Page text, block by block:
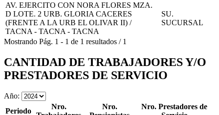
AV. EJERCITO CON NORA FLORES MZA.
D LOTE. 2 URB. GLORIA CACERES
(FRENTE A LA URB EL OLIVAR II) /
TACNA - TACNA - TACNA
SU.
SUCURSAL
Mostrando Pág. 1 - 1 de 1 resultados / 1
CANTIDAD DE TRABAJADORES Y/O
PRESTADORES DE SERVICIO
Año:
Periodo
Nro.
Nro.
Nro. Prestadores de